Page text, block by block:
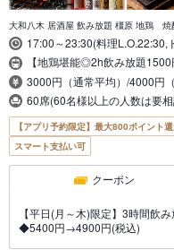
大和八木 居酒屋 飲み放題 橿原 地鶏 焼
17:00～23:30(料理L.O.22:30,
【地鶏堪能◎2h飲み放題
3000円（通常平均）/4000円
60席(60名様以上の人数は要
【アプリ予約限定】最大800ポイント
スマート支払い可
クーポン
【平日(月～木)限定】3時間飲
◆5400円→4900円(税込)